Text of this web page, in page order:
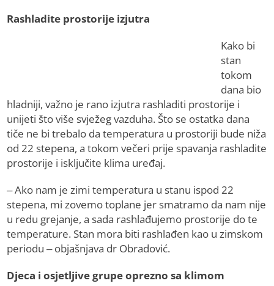
Rashladite prostorije izjutra
Kako bi
stan
tokom
dana bio
hladniji, važno je rano izjutra rashladiti prostorije i
unijeti što više svježeg vazduha. Što se ostatka dana
tiče ne bi trebalo da temperatura u prostoriji bude niža
od 22 stepena, a tokom večeri prije spavanja rashladite
prostorije i isključite klima uređaj.
– Ako nam je zimi temperatura u stanu ispod 22
stepena, mi zovemo toplane jer smatramo da nam nije
u redu grejanje, a sada rashlađujemo prostorije do te
temperature. Stan mora biti rashlađen kao u zimskom
periodu – objašnjava dr Obradović.
Djeca i osjetljive grupe oprezno sa klimom